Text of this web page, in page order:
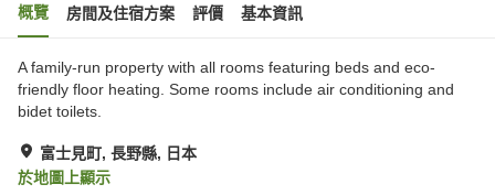
概覽 房間及住宿方案 評價 基本資訊
A family-run property with all rooms featuring beds and eco-
friendly floor heating. Some rooms include air conditioning and
bidet toilets.
富士見町, 長野縣, 日本
於地圖上顯示